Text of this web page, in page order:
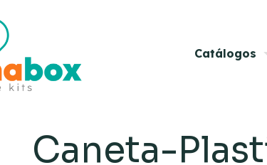
Catálogos
Caneta-